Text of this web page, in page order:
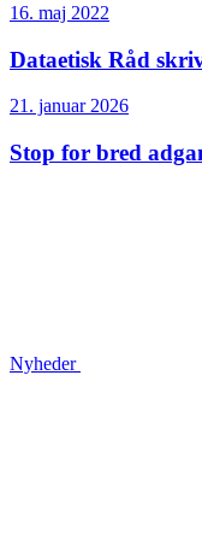
16. maj 2022
Dataetisk Råd
21. januar 2026
Stop for bred
Nyheder